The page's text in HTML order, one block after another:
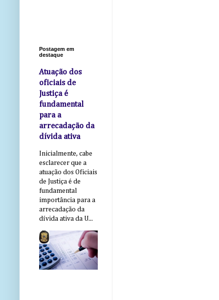
Postagem em
destaque
Atuação dos
oficiais de
Justiça é
fundamental
para a
arrecadação da
dívida ativa
Inicialmente, cabe
esclarecer que a
atuação dos Oficiais
de Justiça é de
fundamental
importância para a
arrecadação da
dívida ativa da U...